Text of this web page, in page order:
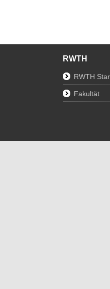
RWTH
RWTH
Fakultät